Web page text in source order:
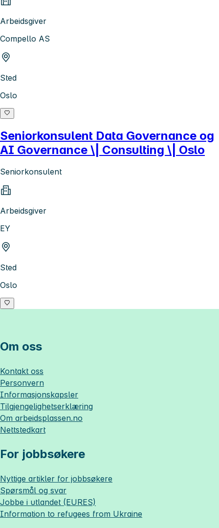
Arbeidsgiver
Compello AS
Sted
Oslo
Seniorkonsulent Data Governance og
AI Governance \| Consulting \| Oslo
Seniorkonsulent
Arbeidsgiver
EY
Sted
Oslo
Om oss
Kontakt oss
Personvern
Informasjonskapsler
Tilgjengelighetserklæring
Om arbeidsplassen.no
Nettstedkart
For jobbsøkere
Nyttige artikler for jobbsøkere
Spørsmål og svar
Jobbe i utlandet (EURES)
Information to refugees from Ukraine